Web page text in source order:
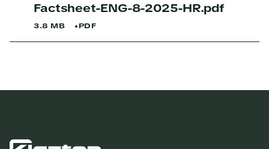
Factsheet-ENG-8-2025-HR.pdf
3.8 MB PDF